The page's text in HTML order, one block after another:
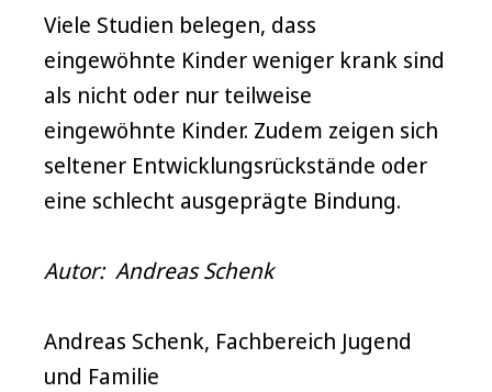
Viele Studien belegen, dass
eingewöhnte Kinder weniger krank sind
als nicht oder nur teilweise
eingewöhnte Kinder. Zudem zeigen sich
seltener Entwicklungsrückstände oder
eine schlecht ausgeprägte Bindung.
Autor: Andreas Schenk
Andreas Schenk, Fachbereich Jugend
und Familie